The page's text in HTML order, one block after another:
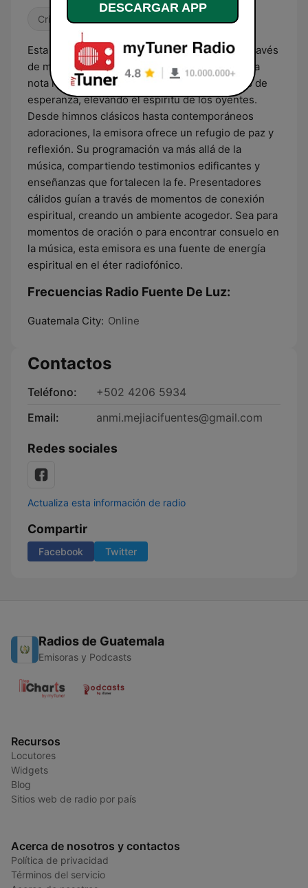
Cristiana
Esta emisora radiofónica irradia inspiración a través
de melodías cristianas que nutren el alma. Cada
nota resuena con letras profundas y mensajes de
esperanza, elevando el espíritu de los oyentes.
Desde himnos clásicos hasta contemporáneos
adoraciones, la emisora ofrece un refugio de paz y
reflexión. Su programación va más allá de la
música, compartiendo testimonios edificantes y
enseñanzas que fortalecen la fe. Presentadores
cálidos guían a través de momentos de conexión
espiritual, creando un ambiente acogedor. Sea para
momentos de oración o para encontrar consuelo en
la música, esta emisora es una fuente de energía
espiritual en el éter radiofónico.
Frecuencias Radio Fuente De Luz:
Guatemala City: Online
Contactos
Teléfono:
+502 4206 5934
Email:
anmi.mejiacifuentes@gmail.com
Redes sociales
Actualiza esta información de radio
Compartir
Facebook Twitter
Radios de Guatemala
Emisoras y Podcasts
Recursos
Locutores
Widgets
Blog
Sitios web de radio por país
Acerca de nosotros y contactos
Política de privacidad
Términos del servicio
DESCARGAR APP